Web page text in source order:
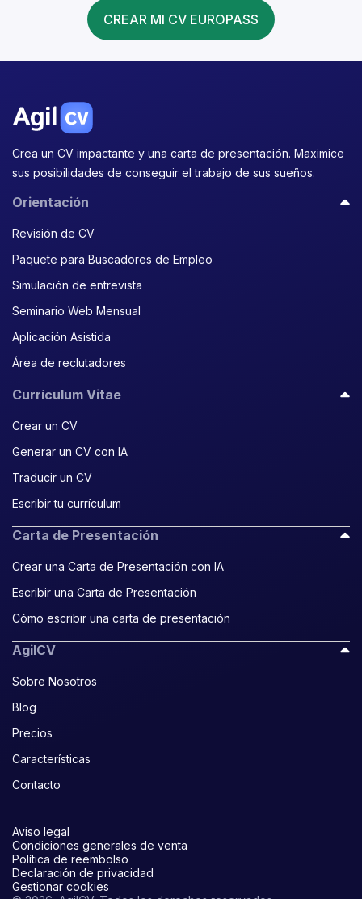
CREAR MI CV EUROPASS
Crea un CV impactante y una carta de presentación. Maximice
sus posibilidades de conseguir el trabajo de sus sueños.
Orientación
Revisión de CV
Paquete para Buscadores de Empleo
Simulación de entrevista
Seminario Web Mensual
Aplicación Asistida
Área de reclutadores
Currículum Vitae
Crear un CV
Generar un CV con IA
Traducir un CV
Escribir tu currículum
Carta de Presentación
Crear una Carta de Presentación con IA
Escribir una Carta de Presentación
Cómo escribir una carta de presentación
AgilCV
Sobre Nosotros
Blog
Precios
Características
Contacto
Aviso legal
Condiciones generales de venta
Política de reembolso
Declaración de privacidad
Gestionar cookies